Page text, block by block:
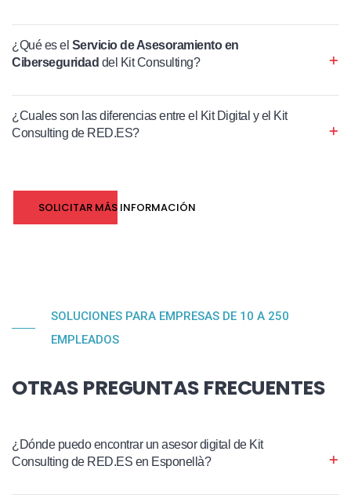
¿Qué es el Servicio de Asesoramiento en
Ciberseguridad del Kit Consulting?
¿Cuales son las diferencias entre el Kit Digital y el Kit
Consulting de RED.ES?
SOLICITAR MÁS INFORMACIÓN
SOLUCIONES PARA EMPRESAS DE 10 A 250
EMPLEADOS
OTRAS PREGUNTAS FRECUENTES
¿Dónde puedo encontrar un asesor digital de Kit
Consulting de RED.ES en Esponellà?